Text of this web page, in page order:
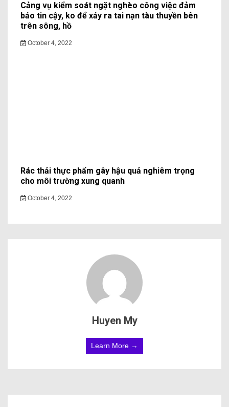
Cảng vụ kiểm soát ngặt nghèo công việc đảm
bảo tin cậy, ko để xảy ra tai nạn tàu thuyền bên
trên sông, hồ
October 4, 2022
Rác thải thực phẩm gây hậu quả nghiêm trọng
cho môi trường xung quanh
October 4, 2022
Huyen My
Learn More →